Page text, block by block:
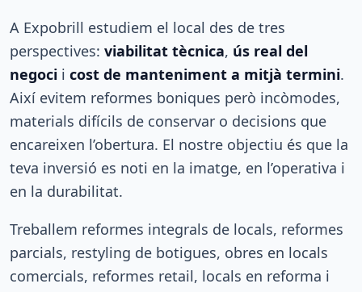
A Expobrill estudiem el local des de tres
perspectives: viabilitat tècnica, ús real del
negoci i cost de manteniment a mitjà termini.
Així evitem reformes boniques però incòmodes,
materials difícils de conservar o decisions que
encareixen l’obertura. El nostre objectiu és que la
teva inversió es noti en la imatge, en l’operativa i
en la durabilitat.
Treballem reformes integrals de locals, reformes
parcials, restyling de botigues, obres en locals
comercials, reformes retail, locals en reforma i